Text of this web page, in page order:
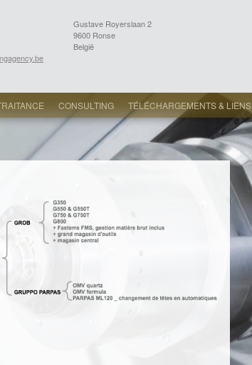
Gustave Royerslaan 2
9600 Ronse
België
CONSULTING TÉLÉCHARGEMENTS & LIENS